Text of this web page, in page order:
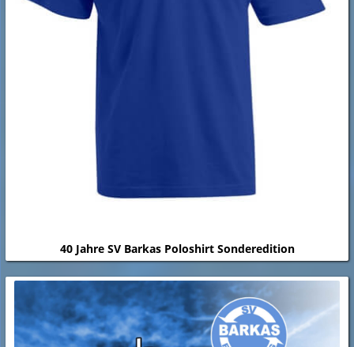
40 Jahre SV Barkas Poloshirt Sonderedition